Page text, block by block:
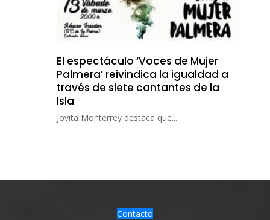
El espectáculo ‘Voces de Mujer
Palmera’ reivindica la igualdad a
través de siete cantantes de la
Isla
Jovita Monterrey destaca que...
Contacto